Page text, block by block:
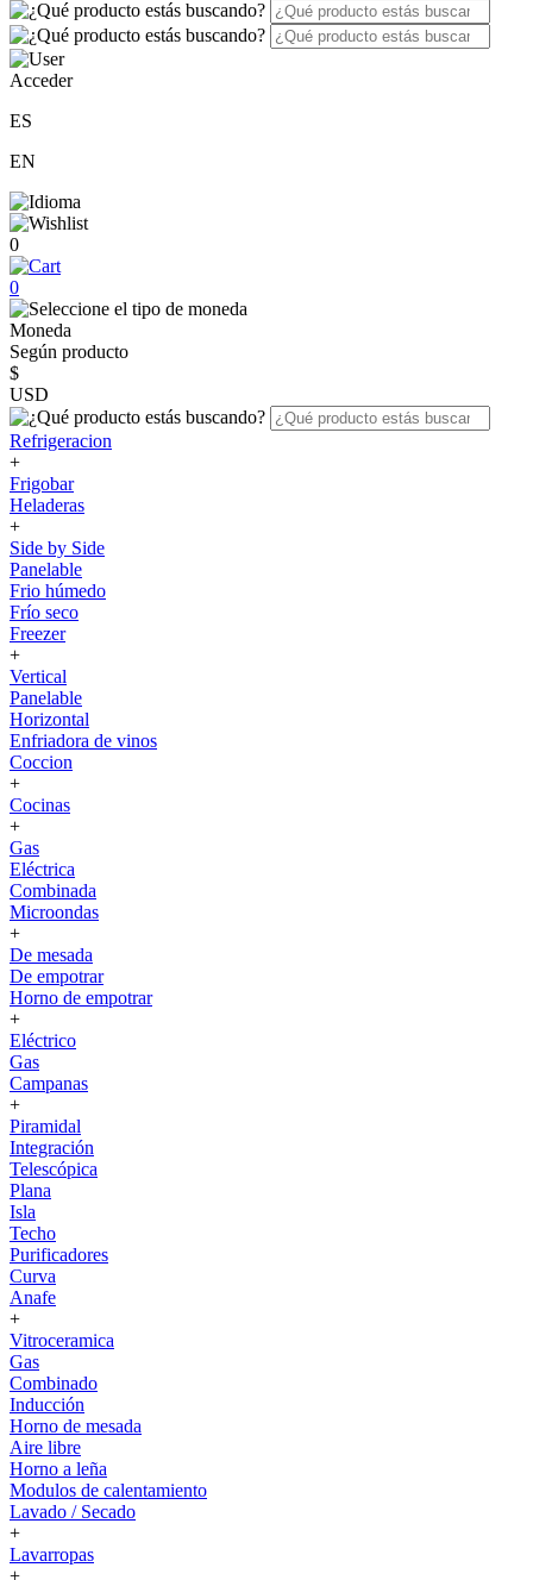
Acceder
ES
EN
0
0
Moneda
Según producto
$
USD
Refrigeracion
+
Frigobar
Heladeras
+
Side by Side
Panelable
Frio húmedo
Frío seco
Freezer
+
Vertical
Panelable
Horizontal
Enfriadora de vinos
Coccion
+
Cocinas
+
Gas
Eléctrica
Combinada
Microondas
+
De mesada
De empotrar
Horno de empotrar
+
Eléctrico
Gas
Campanas
+
Piramidal
Integración
Telescópica
Plana
Isla
Techo
Purificadores
Curva
Anafe
+
Vitroceramica
Gas
Combinado
Inducción
Horno de mesada
Aire libre
Horno a leña
Modulos de calentamiento
Lavado / Secado
+
Lavarropas
+